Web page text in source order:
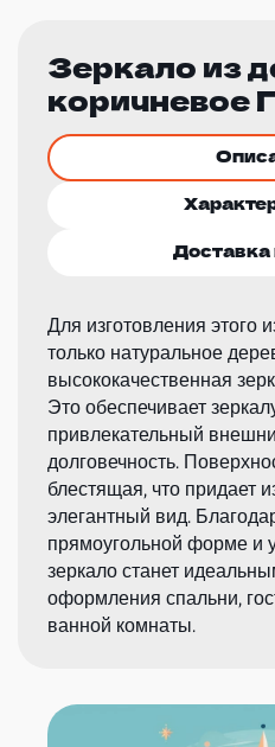
Зеркало из
коричневое
Доставка
Для изготовления этого
только натуральное
высококачественная
Это обеспечивает
привлекательный
долговечность.
блестящая, что придает
элегантный вид.
прямоугольной форме и
зеркало станет
оформления спальни,
ванной комнаты.